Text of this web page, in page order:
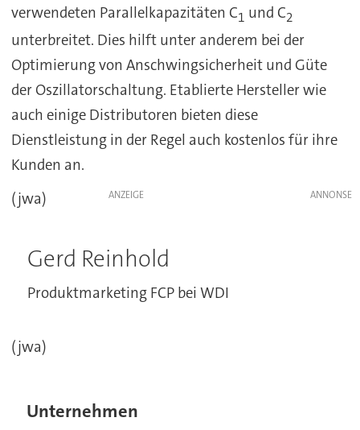
verwendeten Parallelkapazitäten C1 und C2
unterbreitet. Dies hilft unter anderem bei der
Optimierung von Anschwingsicherheit und Güte
der Oszillatorschaltung. Etablierte Hersteller wie
auch einige Distributoren bieten diese
Dienstleistung in der Regel auch kostenlos für ihre
Kunden an.
(jwa)
ANZEIGE
Gerd Reinhold
Produktmarketing FCP bei WDI
(jwa)
Unternehmen